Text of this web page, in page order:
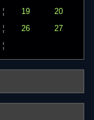
¦ 19
20
¦ 26
27
¦